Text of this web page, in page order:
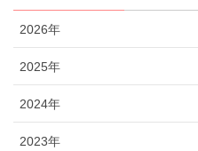
2026年
2025年
2024年
2023年